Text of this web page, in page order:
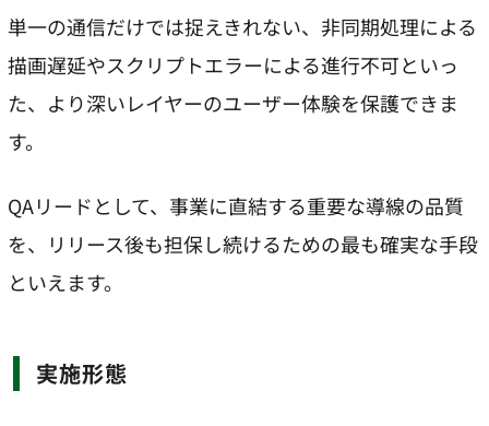
単一の通信だけでは捉えきれない、非同期処理による
描画遅延やスクリプトエラーによる進行不可といっ
た、より深いレイヤーのユーザー体験を保護できま
す。
QAリードとして、事業に直結する重要な導線の品質
を、リリース後も担保し続けるための最も確実な手段
といえます。
実施形態